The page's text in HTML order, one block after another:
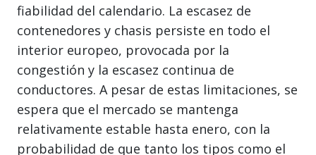
fiabilidad del calendario. La escasez de
contenedores y chasis persiste en todo el
interior europeo, provocada por la
congestión y la escasez continua de
conductores. A pesar de estas limitaciones, se
espera que el mercado se mantenga
relativamente estable hasta enero, con la
probabilidad de que tanto los tipos como el